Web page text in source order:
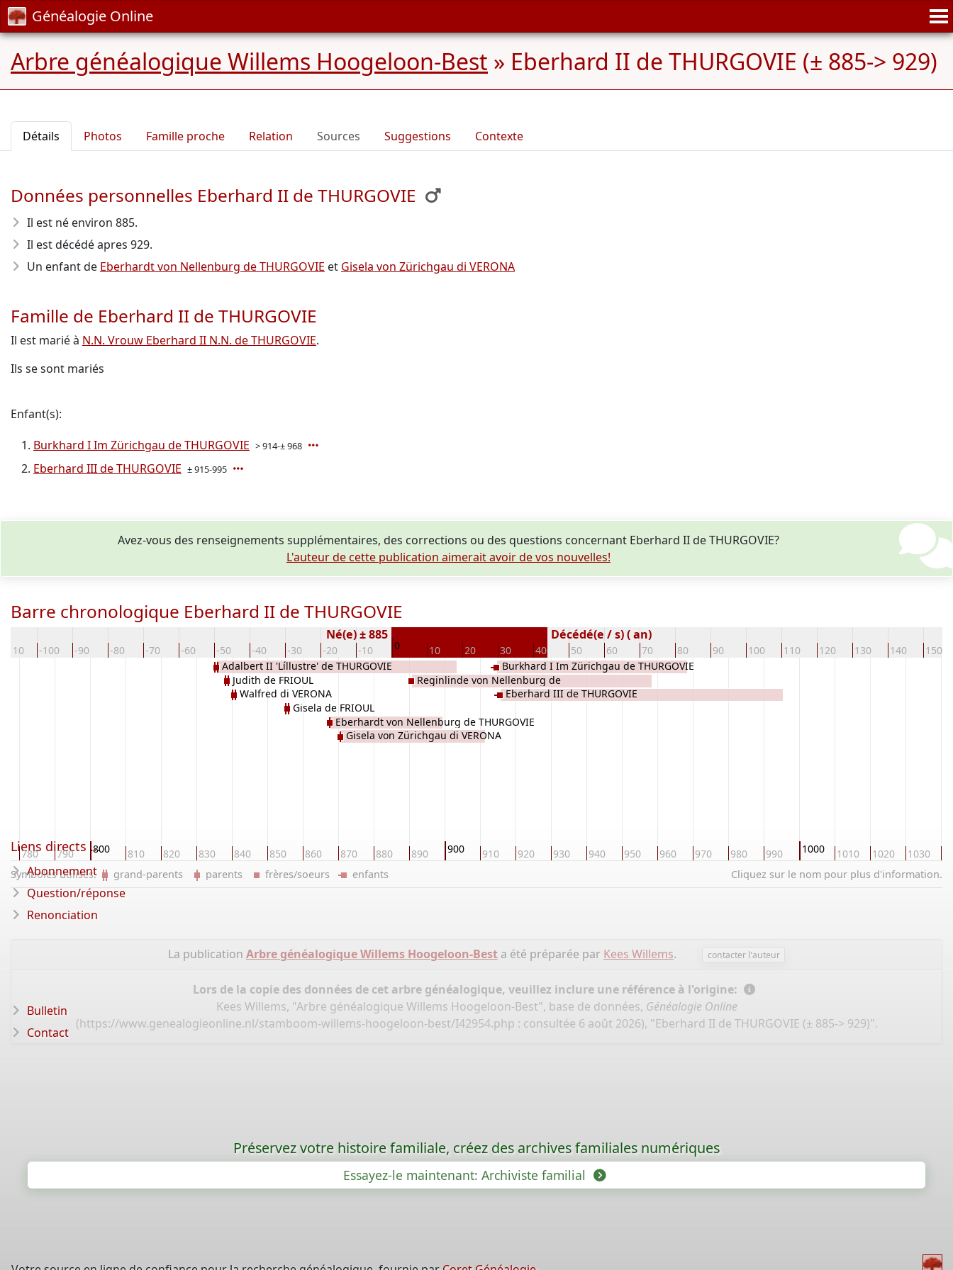
Généalogie Online
Arbre généalogique Willems Hoogeloon-Best » Eberhard II de THURGOVIE (± 885-> 929)
Détails Photos Famille proche Relation Sources Suggestions Contexte
Données personnelles Eberhard II de THURGOVIE
Il est né environ 885.
Il est décédé apres 929.
Un enfant de Eberhardt von Nellenburg de THURGOVIE et Gisela von Zürichgau di VERONA
Famille de Eberhard II de THURGOVIE
Il est marié à N.N. Vrouw Eberhard II N.N. de THURGOVIE.
Ils se sont mariés
Enfant(s):
Burkhard I Im Zürichgau de THURGOVIE > 914-± 968
Eberhard III de THURGOVIE ± 915-995
Avez-vous des renseignements supplémentaires, des corrections ou des questions concernant Eberhard II de THURGOVIE?
L'auteur de cette publication aimerait avoir de vos nouvelles!
Barre chronologique Eberhard II de THURGOVIE
-110 -100 -90 -80 -70 -60 -50 -40 -30 -20 -10 0 10 20 30 40 50 60 70 80 90 100 110 120 130 140 150
Né(e) ± 885 Décédé(e / s) ( an)
780 790 800 810 820 830 840 850 860 870 880 890 900 910 920 930 940 950 960 970 980 990 1000 1010 1020 1030
Adalbert II 'Líllustre' de THURGOVIE
Judith de FRIOUL
Walfred di VERONA
Gisela de FRIOUL
Eberhardt von Nellenburg de THURGOVIE
Gisela von Zürichgau di VERONA
Reginlinde von Nellenburg de
Burkhard I Im Zürichgau de THURGOVIE
Eberhard III de THURGOVIE
Cliquez sur le nom pour plus d'information.
Symboles utilisés: grand-parents parents frères/soeurs enfants
La publication Arbre généalogique Willems Hoogeloon-Besta été préparée par Kees Willems. contacter l'auteur
Lors de la copie des données de cet arbre généalogique, veuillez inclure une référence à l'origine:
Kees Willems, "Arbre généalogique Willems Hoogeloon-Best", base de données, Généalogie Online
(https://www.genealogieonline.nl/stamboom-willems-hoogeloon-best/I42954.php : consultée 6 août 2026), "Eberhard II de THURGOVIE (± 885-> 929)".
Liens directs ...
Abonnement
Question/réponse
Renonciation
Bulletin
Contact
Préservez votre histoire familiale, créez des archives familiales numériques
Essayez-le maintenant: Archiviste familial